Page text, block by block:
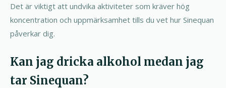
Det är viktigt att undvika aktiviteter som kräver hög
koncentration och uppmärksamhet tills du vet hur Sinequan
påverkar dig.
Kan jag dricka alkohol medan jag
tar Sinequan?